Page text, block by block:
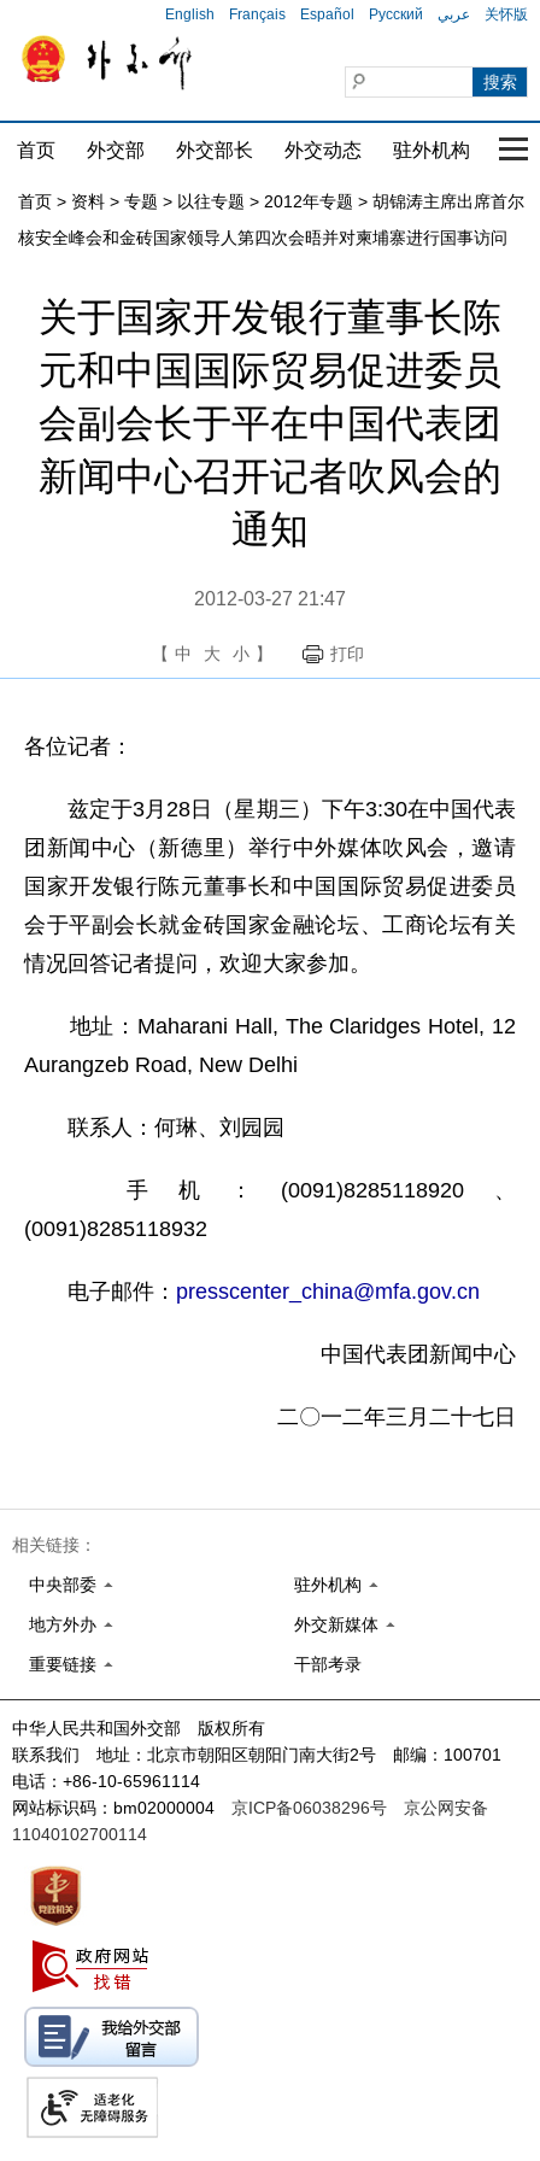
English Français Español Русский عربي 关怀版
首页 外交部 外交部长 外交动态 驻外机构 国
首页 > 资料 > 专题 > 以往专题 > 2012年专题 > 胡锦涛主席出席首尔
核安全峰会和金砖国家领导人第四次会晤并对柬埔寨进行国事访问
关于国家开发银行董事长陈
元和中国国际贸易促进委员
会副会长于平在中国代表团
新闻中心召开记者吹风会的
通知
2012-03-27 21:47
【 中 大 小 】 打印
各位记者：
兹定于3月28日（星期三）下午3:30在中国代表
团新闻中心（新德里）举行中外媒体吹风会，邀请
国家开发银行陈元董事长和中国国际贸易促进委员
会于平副会长就金砖国家金融论坛、工商论坛有关
情况回答记者提问，欢迎大家参加。
地址：Maharani Hall, The Claridges Hotel, 12
Aurangzeb Road, New Delhi
联系人：何琳、刘园园
手机：(0091)8285118920、
(0091)8285118932
电子邮件： presscenter_china@mfa.gov.cn
中国代表团新闻中心
二〇一二年三月二十七日
相关链接：
中央部委 驻外机构
地方外办 外交新媒体
重要链接 干部考录
中华人民共和国外交部 版权所有
联系我们 地址：北京市朝阳区朝阳门南大街2号 邮编：100701
电话：+86-10-65961114
网站标识码：bm02000004 京ICP备06038296号
京公网安备
11040102700114